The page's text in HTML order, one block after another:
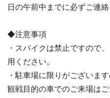
日の午前中までに必ずご連
◆注意事項
・スパイクは禁止ですので
用ください。
・駐車場に限りがございま
観戦目的の車でのご来場はご